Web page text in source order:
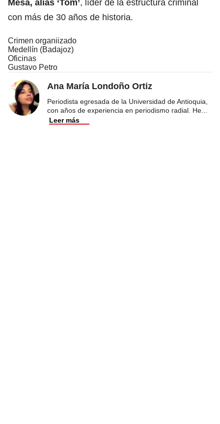
Mesa, alias ‘Tom’, líder de la estructura criminal
con más de 30 años de historia.
Crimen organiizado
Medellín (Badajoz)
Oficinas
Gustavo Petro
Ana María Londoño Ortiz
Periodista egresada de la Universidad de Antioquia,
con años de experiencia en periodismo radial. He
Leer más